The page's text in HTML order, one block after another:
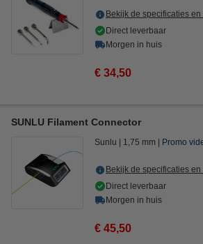
Bekijk de specificaties
Direct leverbaar
Morgen in huis
€ 34,50
SUNLU Filament Connector
Sunlu 1,75 mm Promo
Bekijk de specificaties
Direct leverbaar
Morgen in huis
€ 45,50